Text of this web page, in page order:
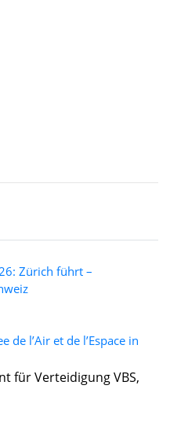
Zürich führt –
l’Air et de l’Espace in
für Verteidigung VBS,